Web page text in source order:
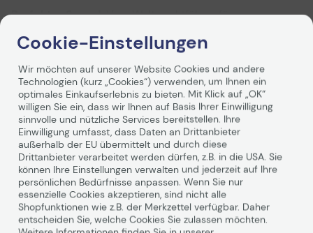
Perfekter Sound:Vom Weltmarktführer für
Perfektes Bild: 180°-Sichtfeld mit Panorama-Ansicht in
Geräteinterne KI:Steuert eine Reihe intelligenter
Funktionen
Unsere erste intelligente Videobar für das neue
Normal.
Wir arbeiten mehr denn je von überall aus. Deshalb
benötigen Sie erstklassige Sound- und Videoqualität für
Ihre Remote-Meetings. Zugleich müssen Sie Ihre Büro-
und Collaboration-Räume für alle, die sie nutzen,
sicherer machen.
Mit branchenführendem, professionellem Sound,
Weiterlesen
Technische Daten
PDF-Datenblatt
Allgemein
Hersteller
Jabra
Herst.Art.Nr.
8201-231
Cookie-Einstellungen
Wir möchten auf unserer Website Cookies und andere
Technologien (kurz „Cookies“) verwenden, um Ihnen ein
optimales Einkaufserlebnis zu bieten. Mit Klick auf „OK“
willigen Sie ein, dass wir Ihnen auf Basis Ihrer Einwilligung
sinnvolle und nützliche Services bereitstellen. Ihre
Einwilligung umfasst, dass Daten an Drittanbieter
außerhalb der EU übermittelt und durch diese
Drittanbieter verarbeitet werden dürfen, z.B. in die USA. Sie
können Ihre Einstellungen verwalten und jederzeit auf Ihre
persönlichen Bedürfnisse anpassen. Wenn Sie nur
essenzielle Cookies akzeptieren, sind nicht alle
Shopfunktionen wie z.B. der Merkzettel verfügbar. Daher
entscheiden Sie, welche Cookies Sie zulassen möchten.